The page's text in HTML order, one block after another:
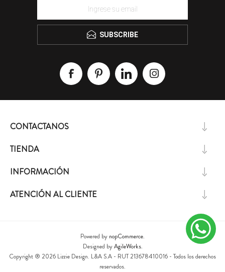
SUBSCRIBE
CONTACTANOS
TIENDA
INFORMACIÓN
ATENCIÓN AL CLIENTE
Powered by nopCommerce.
Designed byAgileWorks.
Copyright ® 2026 Lizzie Design. L&A S.A - RUT 213678410016 - Todos los derechos
reservados.